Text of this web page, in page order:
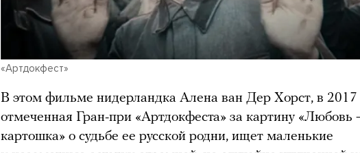
«Артдокфест»
В этом фильме нидерландка Алена ван Дер Хорст, в 2017
отмеченная Гран-при «Артдокфеста» за картину «Любовь
картошка» о судьбе ее русской родни, ищет маленькие